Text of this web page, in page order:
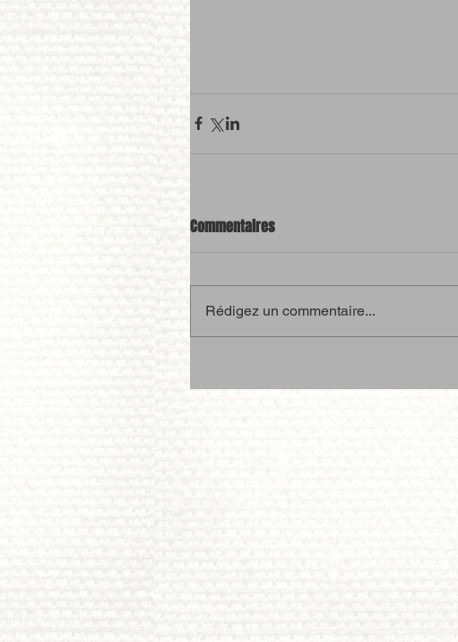
Commentaires
Rédigez un commentaire...